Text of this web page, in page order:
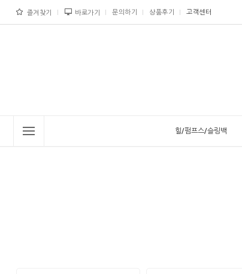
즐겨찾기 바로가기 문의하기 상품후기 고객센터
힐/펌프스/슬링백